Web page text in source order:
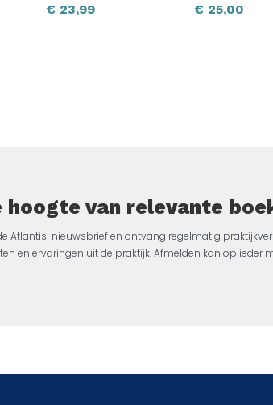
€ 23,99 €25,00
hoogte van relevante
Atlantis-nieuwsbrief en ontvang regelmatig
en ervaringen uit de praktijk. Afmelden kan op ieder